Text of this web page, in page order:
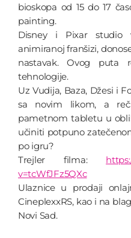
bioskopa od 15 do 17
painting.
Disney i Pixar studio
animiranoj franšizi,
nastavak. Ovog
tehnologije.
Uz Vudija, Baza, Džesi i
sa novim likom, a reč
pametnom tabletu u
učiniti potpuno
po igru?
Trejler filma:
v=tcWfJFz5QXc
Ulaznice u prodaji
CineplexxRS, kao i na
Novi Sad.